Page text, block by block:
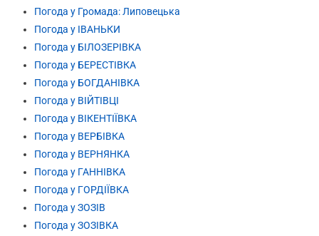
Погода у Громада: Липовецька
Погода у ІВАНЬКИ
Погода у БІЛОЗЕРІВКА
Погода у БЕРЕСТІВКА
Погода у БОГДАНІВКА
Погода у ВІЙТІВЦІ
Погода у ВІКЕНТІЇВКА
Погода у ВЕРБІВКА
Погода у ВЕРНЯНКА
Погода у ГАННІВКА
Погода у ГОРДІЇВКА
Погода у ЗОЗІВ
Погода у ЗОЗІВКА